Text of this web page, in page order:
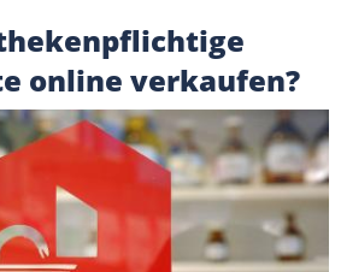
online verkaufen?